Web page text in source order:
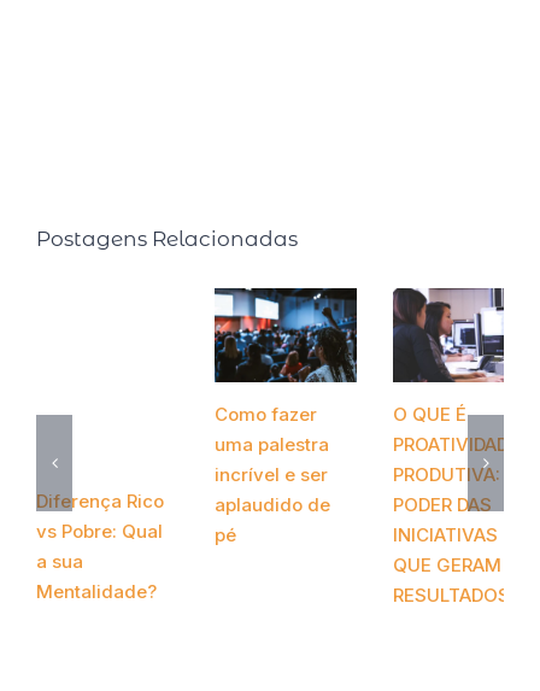
Postagens Relacionadas
Diferença Rico
vs Pobre: Qual
a sua
Mentalidade?
Como fazer
uma palestra
incrível e ser
aplaudido de
pé
O QUE É
PROATIVIDADE
PRODUTIVA: O
PODER DAS
INICIATIVAS
QUE GERAM
RESULTADOS